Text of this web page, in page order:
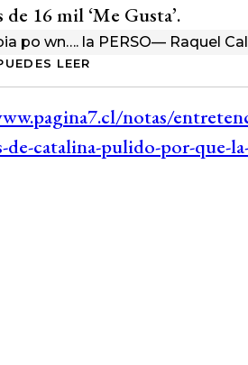
de 16 mil ‘Me Gusta’.
po wn…. la PERSO— Raquel
LEER